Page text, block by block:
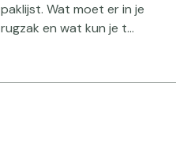
paklijst. Wat moet er in je
rugzak en wat kun je t...